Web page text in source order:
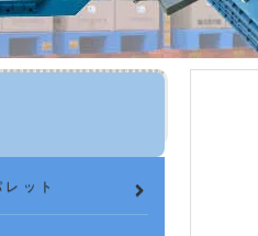
ット